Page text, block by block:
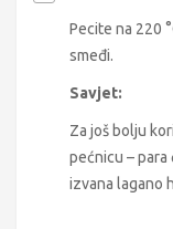
Pecite na 220
smeđi.
Savjet:
Za još bolju
pećnicu – para
izvana lagano